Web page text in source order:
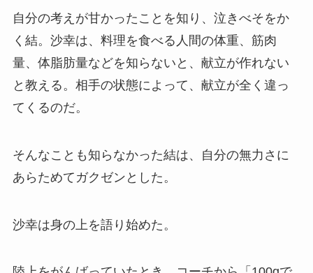
自分の考えが甘かったことを知り、泣きべそをか
く結。沙幸は、料理を食べる人間の体重、筋肉
量、体脂肪量などを知らないと、献立が作れない
と教える。相手の状態によって、献立が全く違っ
てくるのだ。
そんなことも知らなかった結は、自分の無力さに
あらためてガクゼンとした。
沙幸は身の上を語り始めた。